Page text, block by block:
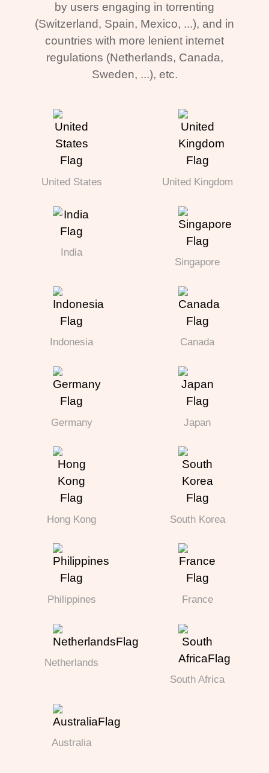
by users engaging in torrenting
(Switzerland, Spain, Mexico, ...), and in
countries with more lenient internet
regulations (Netherlands, Canada,
Sweden, ...), etc.
United States United Kingdom
India
Singapore
Indonesia Canada
Germany Japan
Hong Kong South Korea
Philippines France
Netherlands
South Africa
Australia